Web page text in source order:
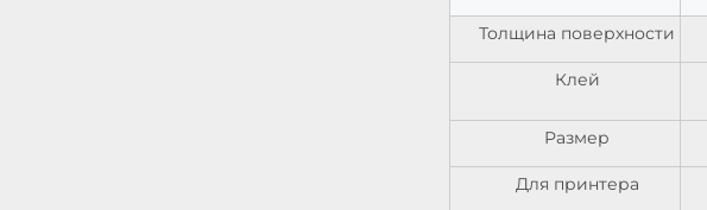
Толщина поверхности
Клей
Размер
Для принтера